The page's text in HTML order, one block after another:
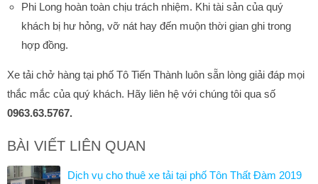
Phi Long hoàn toàn chịu trách nhiệm. Khi tài sản của quý
khách bị hư hỏng, vỡ nát hay đến muộn thời gian ghi trong
hợp đồng.
Xe tải chở hàng tại phố Tô Tiến Thành luôn sẵn lòng giải đáp mọi
thắc mắc của quý khách. Hãy liên hệ với chúng tôi qua số
0963.63.5767.
BÀI VIẾT LIÊN QUAN
Dịch vụ cho thuê xe tải tại phố Tôn Thất Đàm 2019